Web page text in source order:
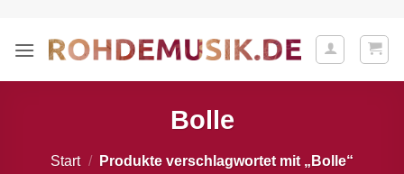
springen
Bolle
Start / Produkte verschlagwortet mit „Bolle“